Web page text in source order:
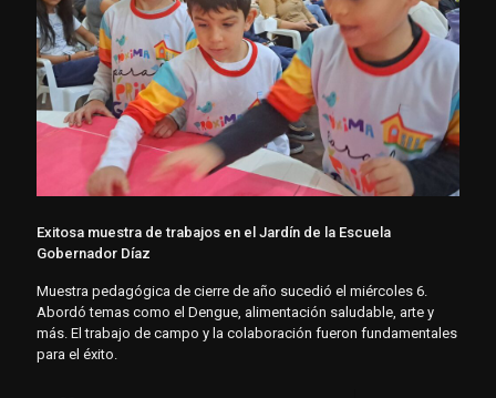
Exitosa muestra de trabajos en el Jardín de la Escuela
Gobernador Díaz
Muestra pedagógica de cierre de año sucedió el miércoles 6.
Abordó temas como el Dengue, alimentación saludable, arte y
más. El trabajo de campo y la colaboración fueron fundamentales
para el éxito.